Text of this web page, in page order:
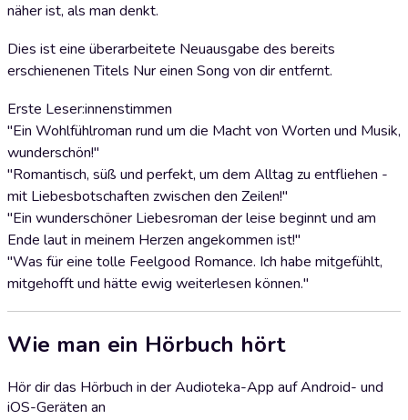
näher ist, als man denkt.
Dies ist eine überarbeitete Neuausgabe des bereits
erschienenen Titels Nur einen Song von dir entfernt.
Erste Leser:innenstimmen
"Ein Wohlfühlroman rund um die Macht von Worten und Musik,
wunderschön!"
"Romantisch, süß und perfekt, um dem Alltag zu entfliehen -
mit Liebesbotschaften zwischen den Zeilen!"
"Ein wunderschöner Liebesroman der leise beginnt und am
Ende laut in meinem Herzen angekommen ist!"
"Was für eine tolle Feelgood Romance. Ich habe mitgefühlt,
mitgehofft und hätte ewig weiterlesen können."
Wie man ein Hörbuch hört
Hör dir das Hörbuch in der Audioteka-App auf Android- und
iOS-Geräten an